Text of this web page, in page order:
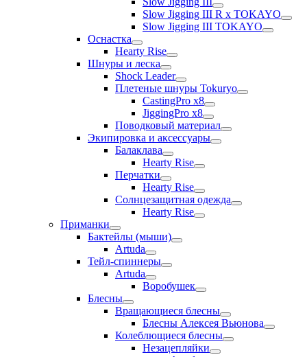
Slow Jigging III R x TOKAYO
Slow Jigging III TOKAYO
Оснастка
Hearty Rise
Шнуры и леска
Shock Leader
Плетеные шнуры Tokuryo
CastingPro x8
JiggingPro x8
Поводковый материал
Экипировка и аксессуары
Балаклава
Hearty Rise
Перчатки
Hearty Rise
Солнцезащитная одежда
Hearty Rise
Приманки
Бактейлы (мыши)
Artuda
Тейл-спиннеры
Artuda
Воробушек
Блесны
Вращающиеся блесны
Блесны Алексея Вьюнова
Колеблющиеся блесны
Незацепляйки